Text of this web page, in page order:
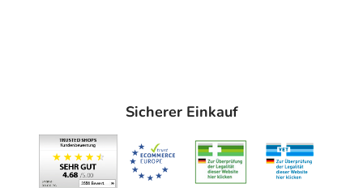
Sicherer Einkauf